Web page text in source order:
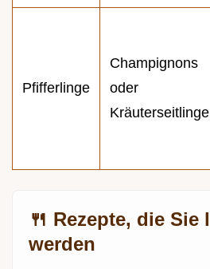
Pfifferlinge
Champignons
oder
Kräuterseitlinge
🍴 Rezepte, die Sie
werden